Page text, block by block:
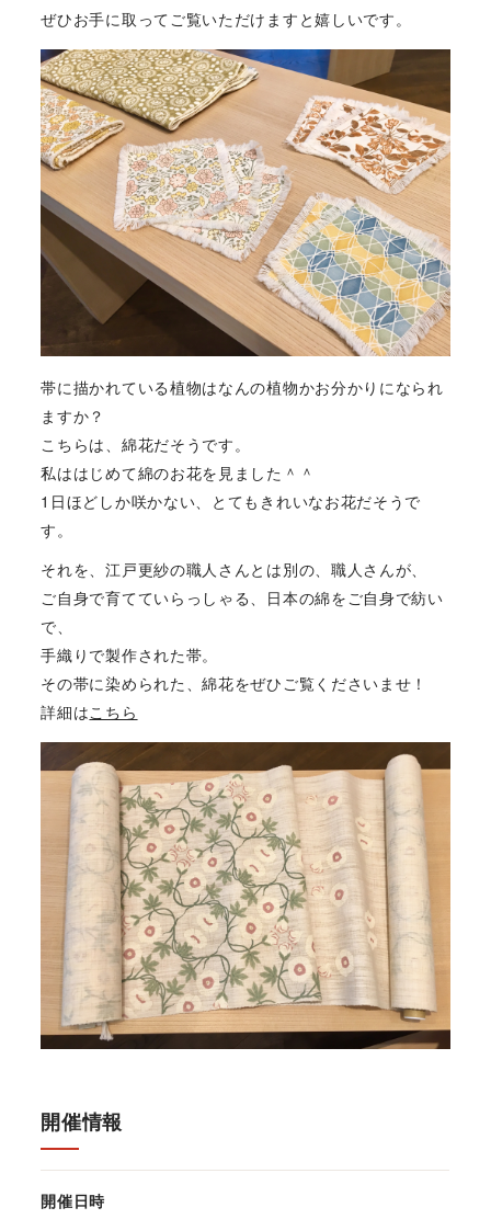
ぜひお手に取ってご覧いただけますと嬉しいです。
帯に描かれている植物はなんの植物かお分かりになられ
ますか？
こちらは、綿花だそうです。
私ははじめて綿のお花を見ました＾＾
1日ほどしか咲かない、とてもきれいなお花だそうで
す。
それを、江戸更紗の職人さんとは別の、職人さんが、
ご自身で育てていらっしゃる、日本の綿をご自身で紡い
で、
手織りで製作された帯。
その帯に染められた、綿花をぜひご覧くださいませ！
詳細はこちら
開催情報
開催日時